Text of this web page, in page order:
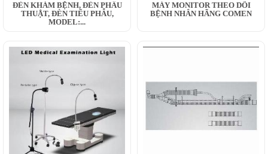
ĐÈN KHÁM BỆNH, ĐÈN PHẪU
THUẬT, ĐÈN TIỂU PHẪU,
MODEL:...
MÁY MONITOR THEO DÕI
BỆNH NHÂN HÃNG COMEN